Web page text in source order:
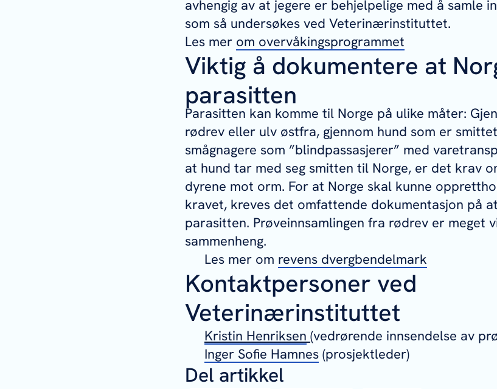
avhengig av at jegere er behjelpelige med å samle
som så undersøkes ved Veterinærinstituttet.
Les mer om overvåkingsprogrammet
Viktig å dokumentere at
parasitten
Parasitten kan komme til Norge på ulike måter:
rødrev eller ulv østfra, gjennom hund som er
smågnagere som ”blindpassasjerer” med
at hund tar med seg smitten til Norge, er det krav
dyrene mot orm. For at Norge skal kunne
kravet, kreves det omfattende dokumentasjon på
parasitten. Prøveinnsamlingen fra rødrev er meget
sammenheng.
Les mer om revens dvergbendelmark
Kontaktpersoner ved
Veterinærinstituttet
Kristin Henriksen (vedrørende innsendelse av
Inger Sofie Hamnes (prosjektleder)
Del artikkel